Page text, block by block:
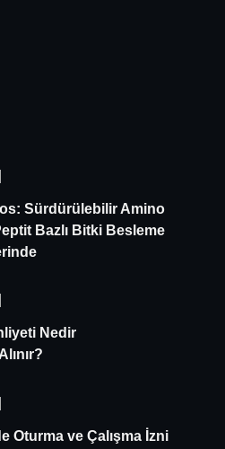
Sürdürülebilir Amino
Bazlı Bitki Besleme
Nedir
Oturma ve Çalışma İzni